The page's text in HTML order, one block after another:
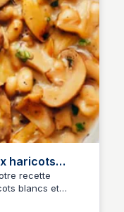
haricots
recette
blancs et